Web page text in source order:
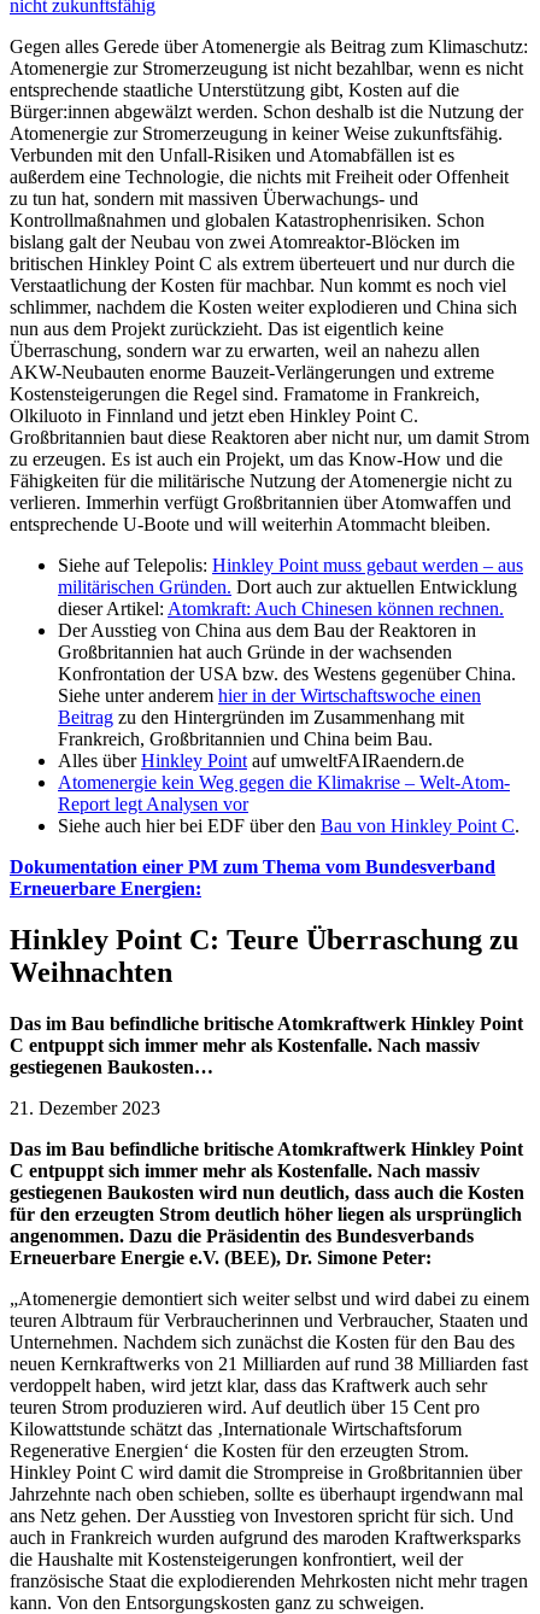
Gegen alles Gerede über Atomenergie als Beitrag zum Klimaschutz:
Atomenergie zur Stromerzeugung ist nicht bezahlbar, wenn es nicht
entsprechende staatliche Unterstützung gibt, Kosten auf die
Bürger:innen abgewälzt werden. Schon deshalb ist die Nutzung der
Atomenergie zur Stromerzeugung in keiner Weise zukunftsfähig.
Verbunden mit den Unfall-Risiken und Atomabfällen ist es
außerdem eine Technologie, die nichts mit Freiheit oder Offenheit
zu tun hat, sondern mit massiven Überwachungs- und
Kontrollmaßnahmen und globalen Katastrophenrisiken. Schon
bislang galt der Neubau von zwei Atomreaktor-Blöcken im
britischen Hinkley Point C als extrem überteuert und nur durch die
Verstaatlichung der Kosten für machbar. Nun kommt es noch viel
schlimmer, nachdem die Kosten weiter explodieren und China sich
nun aus dem Projekt zurückzieht. Das ist eigentlich keine
Überraschung, sondern war zu erwarten, weil an nahezu allen
AKW-Neubauten enorme Bauzeit-Verlängerungen und extreme
Kostensteigerungen die Regel sind. Framatome in Frankreich,
Olkiluoto in Finnland und jetzt eben Hinkley Point C.
Großbritannien baut diese Reaktoren aber nicht nur, um damit Strom
zu erzeugen. Es ist auch ein Projekt, um das Know-How und die
Fähigkeiten für die militärische Nutzung der Atomenergie nicht zu
verlieren. Immerhin verfügt Großbritannien über Atomwaffen und
entsprechende U-Boote und will weiterhin Atommacht bleiben.
Siehe auf Telepolis: Hinkley Point muss gebaut werden – aus
militärischen Gründen. Dort auch zur aktuellen Entwicklung
dieser Artikel: Atomkraft: Auch Chinesen können rechnen.
Der Ausstieg von China aus dem Bau der Reaktoren in
Großbritannien hat auch Gründe in der wachsenden
Konfrontation der USA bzw. des Westens gegenüber China.
Siehe unter anderem hier in der Wirtschaftswoche einen
Beitrag zu den Hintergründen im Zusammenhang mit
Frankreich, Großbritannien und China beim Bau.
Alles überHinkley Point auf umweltFAIRaendern.de
Atomenergie kein Weg gegen die Klimakrise – Welt-Atom-
Report legt Analysen vor
Siehe auch hier bei EDF über den Bau von Hinkley Point C.
Dokumentation einer PM zum Thema vom Bundesverband
Erneuerbare Energien:
Hinkley Point C: Teure Überraschung zu
Weihnachten
Das im Bau befindliche britische Atomkraftwerk Hinkley Point
C entpuppt sich immer mehr als Kostenfalle. Nach massiv
gestiegenen Baukosten…
21. Dezember 2023
Das im Bau befindliche britische Atomkraftwerk Hinkley Point
C entpuppt sich immer mehr als Kostenfalle. Nach massiv
gestiegenen Baukosten wird nun deutlich, dass auch die Kosten
für den erzeugten Strom deutlich höher liegen als ursprünglich
angenommen. Dazu die Präsidentin des Bundesverbands
Erneuerbare Energie e.V. (BEE), Dr. Simone Peter:
„Atomenergie demontiert sich weiter selbst und wird dabei zu einem
teuren Albtraum für Verbraucherinnen und Verbraucher, Staaten und
Unternehmen. Nachdem sich zunächst die Kosten für den Bau des
neuen Kernkraftwerks von 21 Milliarden auf rund 38 Milliarden fast
verdoppelt haben, wird jetzt klar, dass das Kraftwerk auch sehr
teuren Strom produzieren wird. Auf deutlich über 15 Cent pro
Kilowattstunde schätzt das ‚Internationale Wirtschaftsforum
Regenerative Energien‘ die Kosten für den erzeugten Strom.
Hinkley Point C wird damit die Strompreise in Großbritannien über
Jahrzehnte nach oben schieben, sollte es überhaupt irgendwann mal
ans Netz gehen. Der Ausstieg von Investoren spricht für sich. Und
auch in Frankreich wurden aufgrund des maroden Kraftwerksparks
die Haushalte mit Kostensteigerungen konfrontiert, weil der
französische Staat die explodierenden Mehrkosten nicht mehr tragen
kann. Von den Entsorgungskosten ganz zu schweigen.